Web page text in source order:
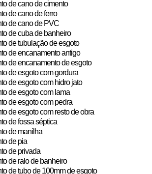
de cano de cimento
de cano de ferro
de cano de PVC
de cuba de banheiro
de tubulação de esgoto
de encanamento antigo
de encanamento de esgoto
de esgoto com gordura
de esgoto com hidro jato
de esgoto com lama
de esgoto com pedra
de esgoto com resto de obra
de fossa séptica
de manilha
de pia
de privada
de ralo de banheiro
de tubo de 100mm de esgoto